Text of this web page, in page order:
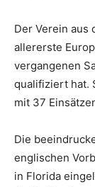
Der Verein aus
allererste
vergangenen
qualifiziert hat.
mit 37
Die
englischen
in Florida